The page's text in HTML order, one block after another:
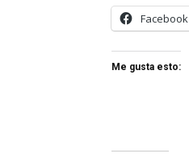
Facebook
Me gusta esto: